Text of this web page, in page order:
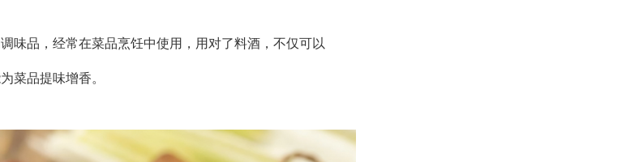
味品，经常在菜品烹饪中使用，用对了料酒，不仅可以
菜品提味增香。